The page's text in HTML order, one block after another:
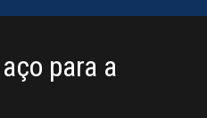
para a